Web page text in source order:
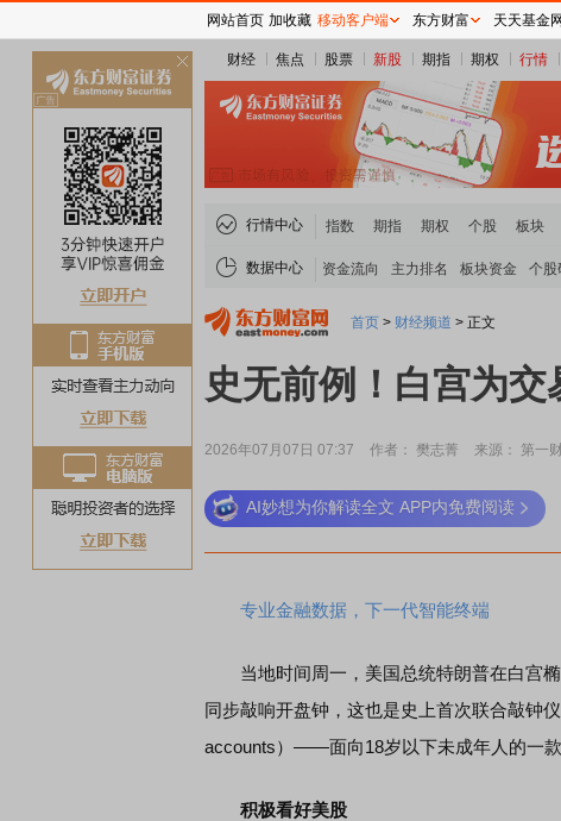
财经 焦点 股票 新股 期指 期权 行情
行情中心 指数 期指 期权 个股 板块
数据中心 资金流向 主力排名 板块资金 个股
首页 > 财经频道 > 正文
史无前例！白宫为
2026年07月07日 07:37 作者： 樊志菁 来源： 第一
AI妙想为你解读全文 APP内免费阅读
专业金融数据，下一代智能终端
当地时间周一，美国总统特朗普在白宫椭
同步敲响开盘钟，这也是史上首次联合敲钟
accounts）——面向18岁以下未成年人的一款
积极看好美股
稀土板块领涨
网站首页 加收藏 移动客户端 东方财富 天天基金网
关